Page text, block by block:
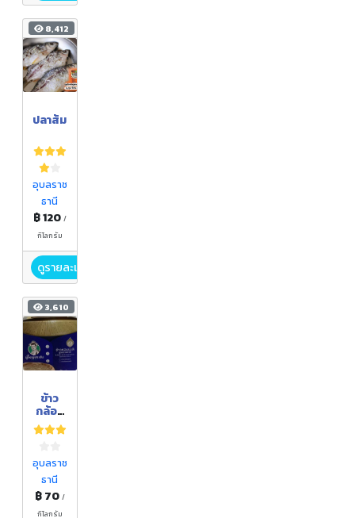
8,412
ปลาส้ม
อุบลราช
ธานี
฿ 120 /
กิโลกรัม
ดูรายละเอียด
3,610
ข้าว
กล้อง
หอม
มะลิ
ย์
อุบลราช
ธานี
฿ 70 /
กิโลกรัม